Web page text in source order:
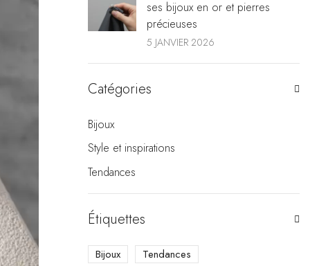
ses bijoux en or et pierres
précieuses
5 JANVIER 2026
Catégories
Bijoux
Style et inspirations
Tendances
Étiquettes
Bijoux Tendances